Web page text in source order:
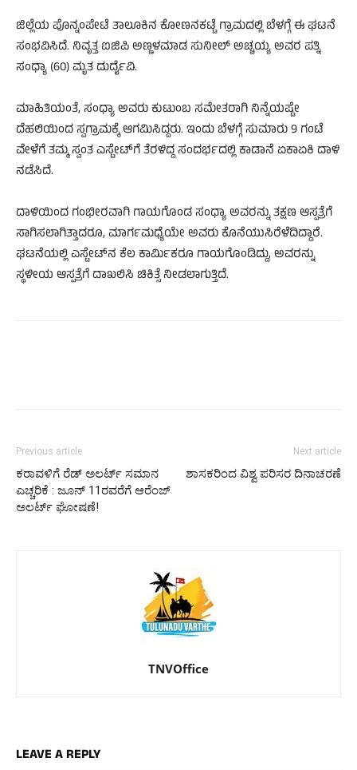
ಜಿಲ್ಲೆಯ ಪೊನ್ನಂಪೇಟೆ ತಾಲೂಕಿನ ಕೋಣನಕಟ್ಟೆ ಗ್ರಾಮದಲ್ಲಿ ಬೆಳಗ್ಗೆ ಈ ಘಟನೆ
ಸಂಭವಿಸಿದೆ. ನಿವೃತ್ತ ಐಜಿಪಿ ಅಣ್ಣಳಮಾಡ ಸುನೀಲ್ ಅಚ್ಚಯ್ಯ ಅವರ ಪತ್ನಿ
ಸಂಧ್ಯಾ (60) ಮೃತ ದುರ್ದೈವಿ.
ಮಾಹಿತಿಯಂತೆ, ಸಂಧ್ಯಾ ಅವರು ಕುಟುಂಬ ಸಮೇತರಾಗಿ ನಿನ್ನೆಯಷ್ಟೇ
ದೆಹಲಿಯಿಂದ ಸ್ವಗ್ರಾಮಕ್ಕೆ ಆಗಮಿಸಿದ್ದರು. ಇಂದು ಬೆಳಗ್ಗೆ ಸುಮಾರು 9 ಗಂಟೆ
ವೇಳೆಗೆ ತಮ್ಮ ಸ್ವಂತ ಎಸ್ಟೇಟ್‌ಗೆ ತೆರಳಿದ್ದ ಸಂದರ್ಭದಲ್ಲಿ ಕಾಡಾನೆ ಏಕಾಏಕಿ ದಾಳಿ
ನಡೆಸಿದೆ.
ದಾಳಿಯಿಂದ ಗಂಭೀರವಾಗಿ ಗಾಯಗೊಂಡ ಸಂಧ್ಯಾ ಅವರನ್ನು ತಕ್ಷಣ ಆಸ್ಪತ್ರೆಗೆ
ಸಾಗಿಸಲಾಗಿತ್ತಾದರೂ, ಮಾರ್ಗಮಧ್ಯೆಯೇ ಅವರು ಕೊನೆಯುಸಿರೆಳೆದಿದ್ದಾರೆ.
ಘಟನೆಯಲ್ಲಿ ಎಸ್ಟೇಟ್‌ನ ಕೆಲ ಕಾರ್ಮಿಕರೂ ಗಾಯಗೊಂಡಿದ್ದು, ಅವರನ್ನು
ಸ್ಥಳೀಯ ಆಸ್ಪತ್ರೆಗೆ ದಾಖಲಿಸಿ ಚಿಕಿತ್ಸೆ ನೀಡಲಾಗುತ್ತಿದೆ.
Previous article
ಕರಾವಳಿಗೆ ರೆಡ್ ಅಲರ್ಟ್ ಸಮಾನ
ಎಚ್ಚರಿಕೆ : ಜೂನ್ 11ರವರೆಗೆ ಆರೆಂಜ್
ಅಲರ್ಟ್ ಘೋಷಣೆ!
Next article
ಶಾಸಕರಿಂದ ವಿಶ್ವ ಪರಿಸರ ದಿನಾಚರಣೆ
TNVOffice
LEAVE A REPLY